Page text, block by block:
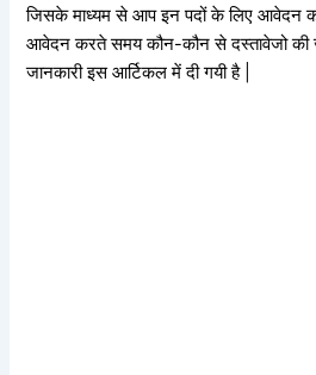
जिसके माध्यम से आप इन पदों के लिए आवेदन
आवेदन करते समय कौन-कौन से दस्तावेजो की
जानकारी इस आर्टिकल में दी गयी है |